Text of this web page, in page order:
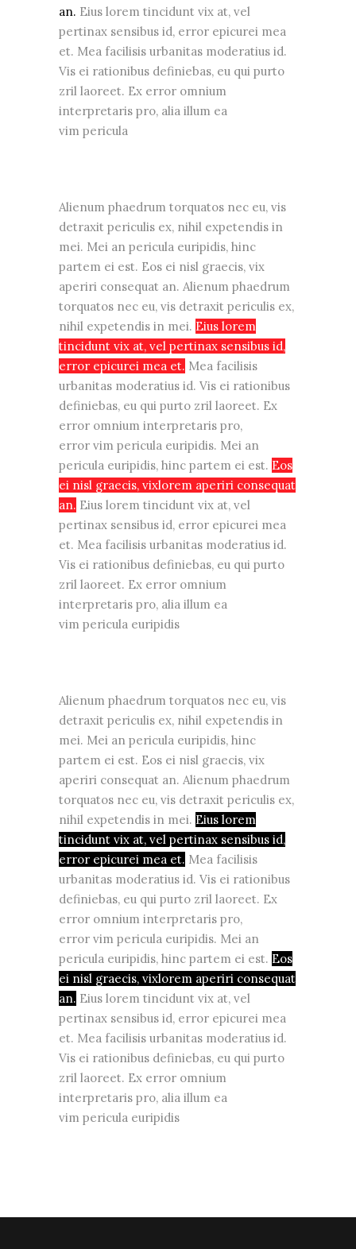
an. Eius lorem tincidunt vix at, vel
pertinax sensibus id, error epicurei mea
et. Mea facilisis urbanitas moderatius id.
Vis ei rationibus definiebas, eu qui purto
zril laoreet. Ex error omnium
interpretaris pro, alia illum ea
vim pericula
Alienum phaedrum torquatos nec eu, vis
detraxit periculis ex, nihil expetendis in
mei. Mei an pericula euripidis, hinc
partem ei est. Eos ei nisl graecis, vix
aperiri consequat an. Alienum phaedrum
torquatos nec eu, vis detraxit periculis ex,
nihil expetendis in mei. Eius lorem
tincidunt vix at, vel pertinax sensibus id,
error epicurei mea et. Mea facilisis
urbanitas moderatius id. Vis ei rationibus
definiebas, eu qui purto zril laoreet. Ex
error omnium interpretaris pro,
error vim pericula euripidis. Mei an
pericula euripidis, hinc partem ei est. Eos
ei nisl graecis, vixlorem aperiri consequat
an. Eius lorem tincidunt vix at, vel
pertinax sensibus id, error epicurei mea
et. Mea facilisis urbanitas moderatius id.
Vis ei rationibus definiebas, eu qui purto
zril laoreet. Ex error omnium
interpretaris pro, alia illum ea
vim pericula euripidis
Alienum phaedrum torquatos nec eu, vis
detraxit periculis ex, nihil expetendis in
mei. Mei an pericula euripidis, hinc
partem ei est. Eos ei nisl graecis, vix
aperiri consequat an. Alienum phaedrum
torquatos nec eu, vis detraxit periculis ex,
nihil expetendis in mei. Eius lorem
tincidunt vix at, vel pertinax sensibus id,
error epicurei mea et. Mea facilisis
urbanitas moderatius id. Vis ei rationibus
definiebas, eu qui purto zril laoreet. Ex
error omnium interpretaris pro,
error vim pericula euripidis. Mei an
pericula euripidis, hinc partem ei est. Eos
ei nisl graecis, vixlorem aperiri consequat
an. Eius lorem tincidunt vix at, vel
pertinax sensibus id, error epicurei mea
et. Mea facilisis urbanitas moderatius id.
Vis ei rationibus definiebas, eu qui purto
zril laoreet. Ex error omnium
interpretaris pro, alia illum ea
vim pericula euripidis